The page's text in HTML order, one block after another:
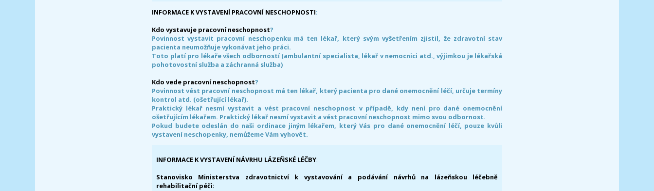
INFORMACE K VYSTAVENÍ PRACOVNÍ NESCHOPNOSTI:
Kdo vystavuje pracovní neschopnost?
Povinnost vystavit pracovní neschopenku má ten lékař, který svým vyšetřením zjistil, že zdravotní stav
pacienta neumožňuje vykonávat jeho práci.
Toto platí pro lékaře všech odborností (ambulantní specialista, lékař v nemocnici atd., výjimkou je lékařská
pohotovostní služba a záchranná služba)
Kdo vede pracovní neschopnost?
Povinnost vést pracovní neschopnost má ten lékař, který pacienta pro dané onemocnění léčí, určuje termíny
kontrol atd. (ošetřující lékař).
Praktický lékař nesmí vystavit a vést pracovní neschopnost v případě, kdy není pro dané onemocnění
ošetřujícím lékařem. Praktický lékař nesmí vystavit a vést pracovní neschopnost mimo svou odbornost.
Pokud budete odeslán do naši ordinace jiným lékařem, který Vás pro dané onemocnění léčí, pouze kvůli
vystavení neschopenky, nemůžeme Vám vyhovět.
INFORMACE K VYSTAVENÍ NÁVRHU LÁZEŇSKÉ LÉČBY:
Stanovisko Ministerstva zdravotnictví k vystavování a podávání návrhů na lázeňskou léčebně
rehabilitační péči: